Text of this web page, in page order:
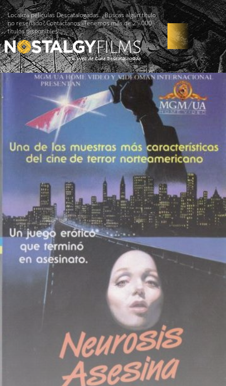
Localiza películas Descatalogadas. ¿Buscas algún título
no reseñado? Contáctanos -Tenemos más de 25.000
títulos disponibles!